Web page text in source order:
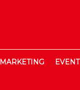
MARKETING EVENT